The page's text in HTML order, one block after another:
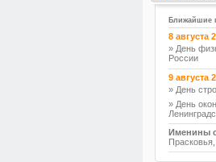
Ближайшие
8 августа
» День
России
9 августа
» День
» День
Именины